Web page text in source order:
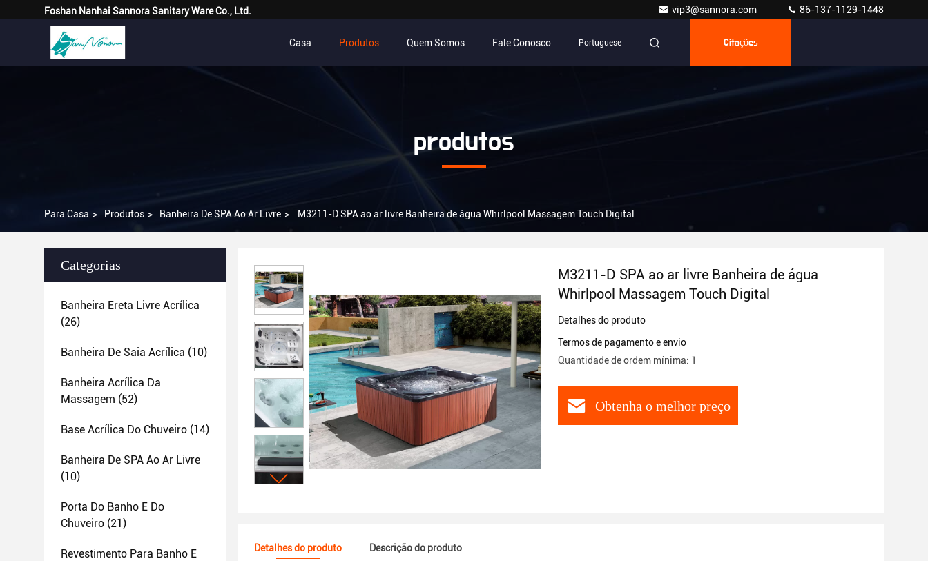
Foshan Nanhai Sannora Sanitary Ware Co., Ltd. vip3@sannora.com 86-137-1129-1448
Casa Produtos Quem Somos Fale Conosco Portuguese Citações
produtos
Para Casa > Produtos > Banheira De SPA Ao Ar Livre > M3211-D SPA ao ar livre Banheira de água Whirlpool Massagem Touch Digital
Categorias
Banheira Ereta Livre Acrílica
(26)
Banheira De Saia Acrílica (10)
Banheira Acrílica Da
Massagem (52)
Base Acrílica Do Chuveiro (14)
Banheira De SPA Ao Ar Livre
(10)
Porta Do Banho E Do
Chuveiro (21)
Revestimento Para Banho E
M3211-D SPA ao ar livre Banheira de água
Whirlpool Massagem Touch Digital
Detalhes do produto
Termos de pagamento e envio
Quantidade de ordem mínima: 1
Obtenha o melhor preço
Detalhes do produto Descrição do produto